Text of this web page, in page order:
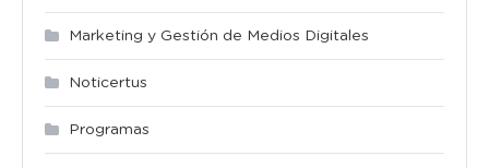
Marketing y Gestión de Medios Digitales
Noticertus
Programas